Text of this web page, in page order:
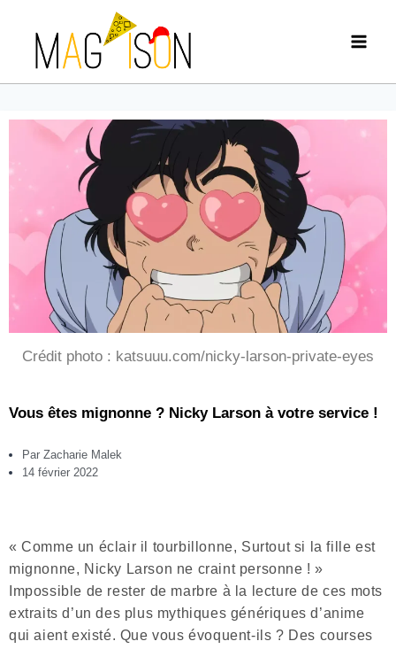
Crédit photo : katsuuu.com/nicky-larson-private-eyes
Vous êtes mignonne ? Nicky Larson à votre service !
Par Zacharie Malek
14 février 2022
« Comme un éclair il tourbillonne, Surtout si la fille est
mignonne, Nicky Larson ne craint personne ! »
Impossible de rester de marbre à la lecture de ces mots
extraits d’un des plus mythiques génériques d’anime
qui aient existé. Que vous évoquent-ils ? Des courses